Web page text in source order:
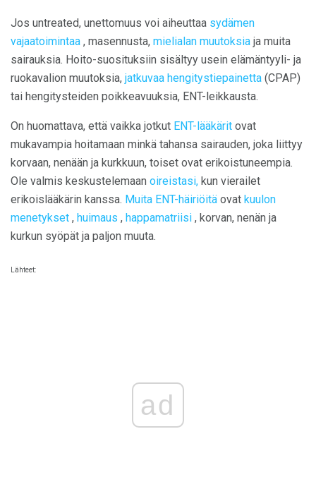
Jos untreated, unettomuus voi aiheuttaa sydämen
vajaatoimintaa , masennusta, mielialan muutoksia ja muita
sairauksia. Hoito-suosituksiin sisältyy usein elämäntyyli- ja
ruokavalion muutoksia, jatkuvaa hengitystiepainetta (CPAP)
tai hengitysteiden poikkeavuuksia, ENT-leikkausta.
On huomattava, että vaikka jotkut ENT-lääkärit ovat
mukavampia hoitamaan minkä tahansa sairauden, joka liittyy
korvaan, nenään ja kurkkuun, toiset ovat erikoistuneempia.
Ole valmis keskustelemaan oireistasi, kun vierailet
erikoislääkärin kanssa. Muita ENT-häiriöitä ovat kuulon
menetykset , huimaus , happamatriisi , korvan, nenän ja
kurkun syöpät ja paljon muuta.
Lähteet:
ad